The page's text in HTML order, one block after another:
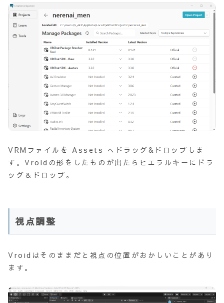
VRMファイルを Assets へドラッグ&ドロップしま
す。Vroidの形をしたものが出たらヒエラルキーにドラ
ッグ＆ドロップ。
視点調整
Vroidはそのままだと視点の位置がおかしいことがあり
ます。